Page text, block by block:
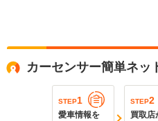
カーセンサー簡単ネッ
STEP1
愛車情報を
STEP2
買取店